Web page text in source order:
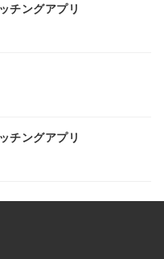
チングアプリ
チングアプリ